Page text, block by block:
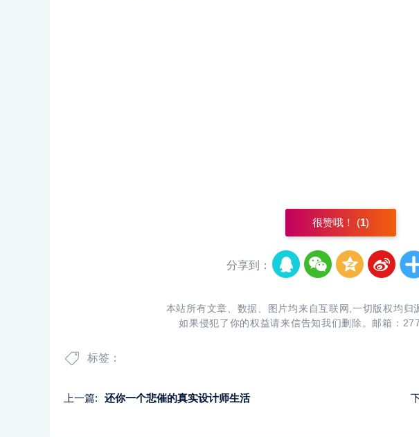
很赞哦！ (1)
分享到：
本站所有文章、数据、图片均来自互联网,一切版权均归
如果侵犯了你的权益请来信告知我们删除。邮箱：
标签：
上一篇: 还你一个悲催的真实设计师生活